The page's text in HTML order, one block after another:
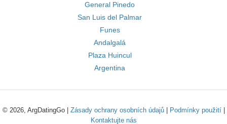
General Pinedo
San Luis del Palmar
Funes
Andalgalá
Plaza Huincul
Argentina
© 2026, ArgDatingGo | Zásady ochrany osobních údajů| Podmínky použití|
Kontaktujte nás